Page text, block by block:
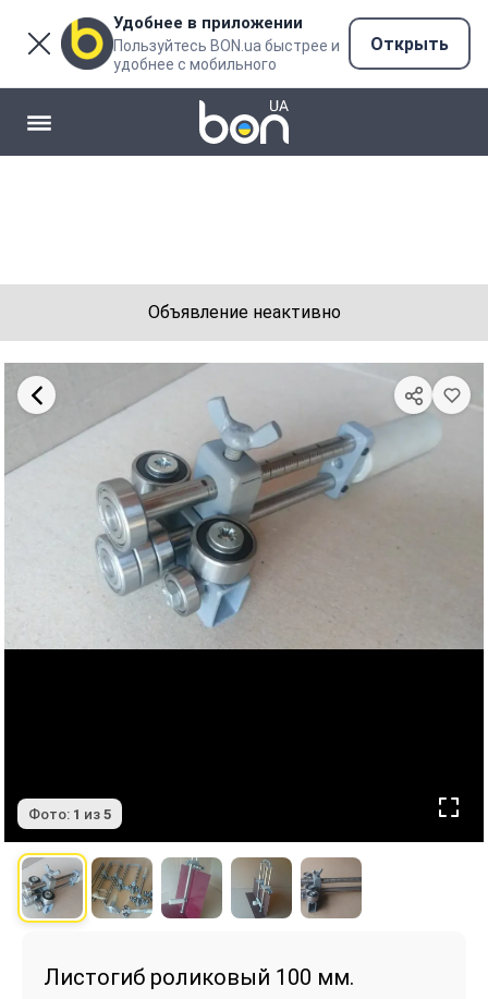
Удобнее в приложении
Пользуйтесь BON.ua быстрее и
удобнее с мобильного
Открыть
Объявление неактивно
Фото: 1 из 5
Листогиб роликовый 100 мм.